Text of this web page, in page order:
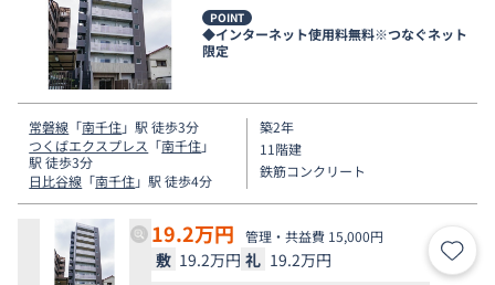
POINT
◆インターネット使用料無料※つなぐネット
限定
常磐線 「南千住」駅 徒歩3分
つくばエクスプレス 「南千住」
駅 徒歩3分
日比谷線 「南千住」駅 徒歩4分
築2年
11階建
鉄筋コンクリート
19.2万円 管理・共益費 15,000円
敷 19.2万円 礼 19.2万円 お気